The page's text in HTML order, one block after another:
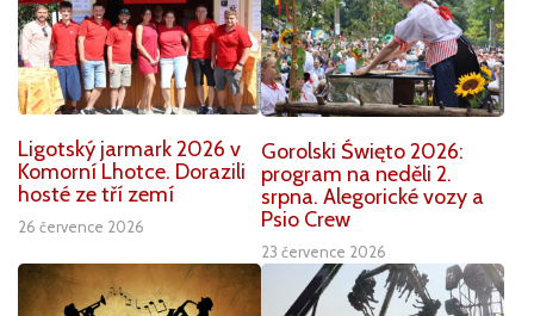
Ligotský jarmark 2026 v
Komorní Lhotce. Dorazili
hosté ze tří zemí
26 července 2026
Gorolski Święto 2026:
program na neděli 2.
srpna. Alegorické vozy a
Psio Crew
23 července 2026